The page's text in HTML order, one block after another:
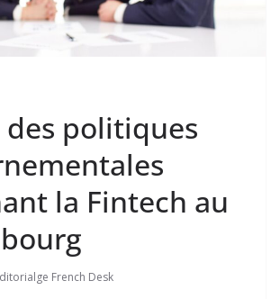
des politiques
la Fintech au
French Desk